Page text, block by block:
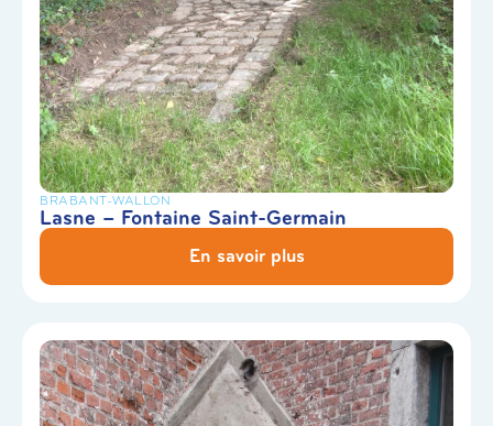
BRABANT-WALLON
Lasne – Fontaine Saint-Germain
En savoir plus